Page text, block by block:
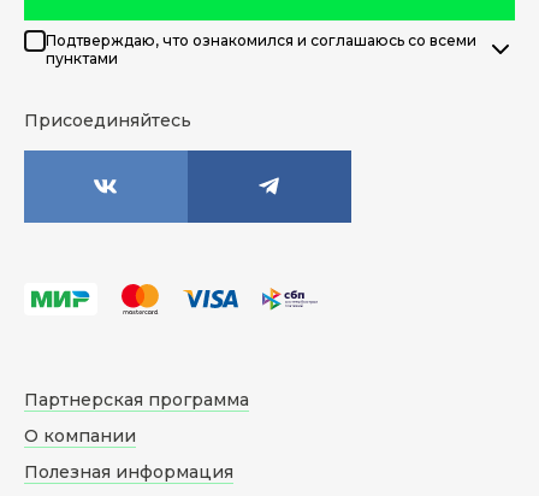
Подтверждаю, что ознакомился и соглашаюсь со всеми
пунктами
Присоединяйтесь
Партнерская программа
О компании
Полезная информация